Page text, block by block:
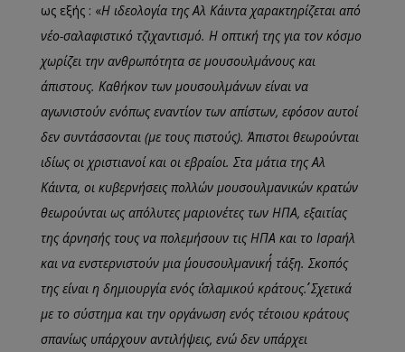
ως εξής : «Η ιδεολογία της Αλ Κάιντα χαρακτηρίζεται από
νέο-σαλαφιστικό τζιχαντισμό. Η οπτική της για τον κόσμο
χωρίζει την ανθρωπότητα σε μουσουλμάνους και
άπιστους. Καθήκον των μουσουλμάνων είναι να
αγωνιστούν ενόπως εναντίον των απίστων, εφόσον αυτοί
δεν συντάσσονται (με τους πιστούς). Άπιστοι θεωρούνται
ιδίως οι χριστιανοί και οι εβραίοι. Στα μάτια της Αλ
Κάιντα, οι κυβερνήσεις πολλών μουσουλμανικών κρατών
θεωρούνται ως απόλυτες μαριονέτες των ΗΠΑ, εξαιτίας
της άρνησής τους να πολεμήσουν τις ΗΠΑ και το Ισραήλ
και να ενστερνιστούν μια ΄΄μουσουλμανική΄΄ τάξη. Σκοπός
της είναι η δημιουργία ενός ΄΄ισλαμικού κράτους΄΄. Σχετικά
με το σύστημα και την οργάνωση ενός τέτοιου κράτους
σπανίως υπάρχουν αντιλήψεις, ενώ δεν υπάρχει